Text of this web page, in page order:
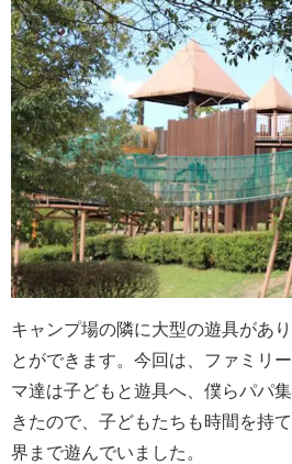
キャンプ場の隣に大型の遊具があ
とができます。今回は、ファミリ
マ達は子どもと遊具へ、僕らパパ
きたので、子どもたちも時間を持
界まで遊んでいました。